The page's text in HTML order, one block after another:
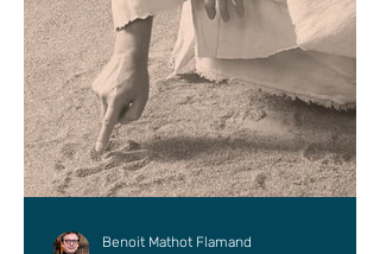
Benoit Mathot Flamand